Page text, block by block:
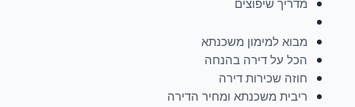
מדריך שיפוצים
מבוא למימון משכנתא
הכל על דירה בהנחה
חוזה שכירות דירה
ריבית משכנתא ומחיר הדירה